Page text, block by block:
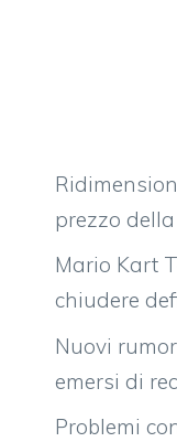
prezzo
Mario Kart
chiudere
Nuovi
emersi di
Problemi